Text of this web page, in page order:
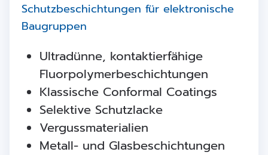
Schutzbeschichtungen für elektronische
Baugruppen
Ultradünne, kontaktierfähige
Fluorpolymerbeschichtungen
Klassische Conformal Coatings
Selektive Schutzlacke
Vergussmaterialien
Metall- und Glasbeschichtungen